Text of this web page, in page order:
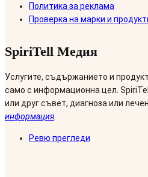
Политика за реклама
Проверка на марки и
SpiriTell Медия
Услугите, съдържанието и
само с информационна цел.
или друг съвет, диагноза или
информация
Ревю прегледи